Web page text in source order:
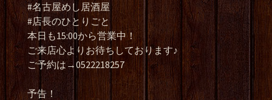
#名古屋めし居酒屋
#店長のひとりごと
本日も15:00から営業中！
ご来店心よりお待ちしております♪
ご予約は→0522218257
予告！